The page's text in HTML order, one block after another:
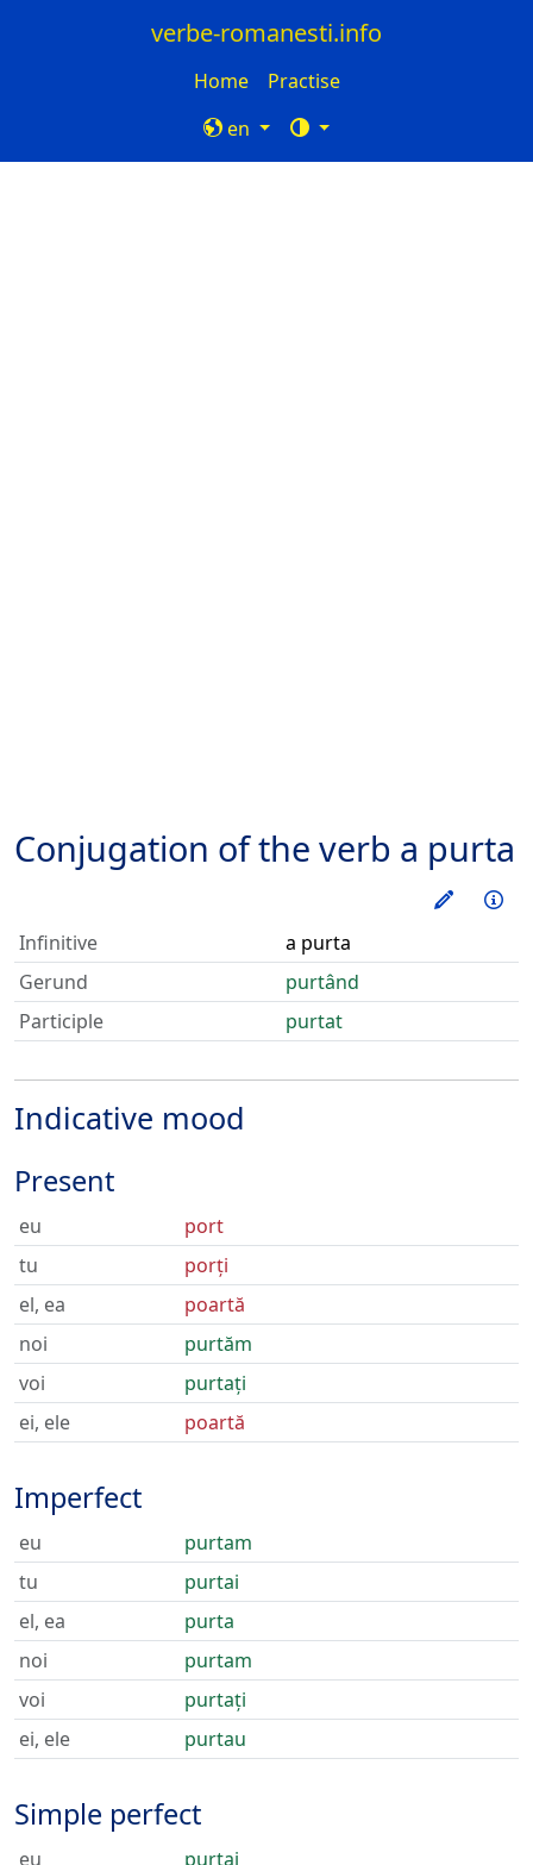
verbe-romanesti.info
Home
Practise
en
Conjugation of the verb a purta
Train
Infinitive
a purta
Gerund
purtând
Participle
purtat
Indicative mood
Present
eu
port
tu
porți
el, ea
poartă
noi
purtăm
voi
purtați
ei, ele
poartă
Imperfect
eu
purtam
tu
purtai
el, ea
purta
noi
purtam
voi
purtați
ei, ele
purtau
Simple perfect
eu
purtai